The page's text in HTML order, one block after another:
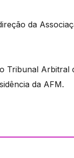
da
Tribunal Arbitral
da AFM.